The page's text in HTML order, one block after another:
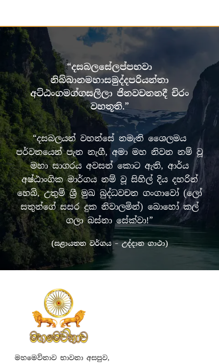
“දසබලසේලප්පභවා
නිබ්බානමහාසමුද්දපරියන්තා
අට්ඨංගමග්ගසලිලා ජිනවචනනදී චිරං
වහතූති.”
“දසබලයන් වහන්සේ නමැති ශෛලමය
පර්වතයෙන් පැන නැගී, අමා මහ නිවන නම් වූ
මහා සාගරය අවසන් කොට ඇති, ආර්ය
අෂ්ඨාංගික මාර්ගය නම් වූ සිහිල් දිය දහරින්
හෙබි, උතුම් ශ්‍රී මුඛ බුද්ධවචන ගංගාවෝ (ලෝ
සතුන්ගේ සසර දුක නිවාලමින්) බොහෝ කල්
ගලා බස්නා සේක්වා!”
(සළායතන වර්ගය – උද්දාන ගාථා)
මහමෙව්නාව භාවනා අසපුව,